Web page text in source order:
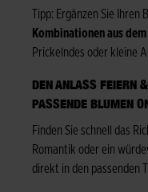
Tipp: Ergänzen Sie
Kombinationen aus
Prickelndes oder kleine
DEN ANLASS FEIERN
PASSENDE BLUMEN
Finden Sie schnell das
Romantik oder ein
direkt in den passenden